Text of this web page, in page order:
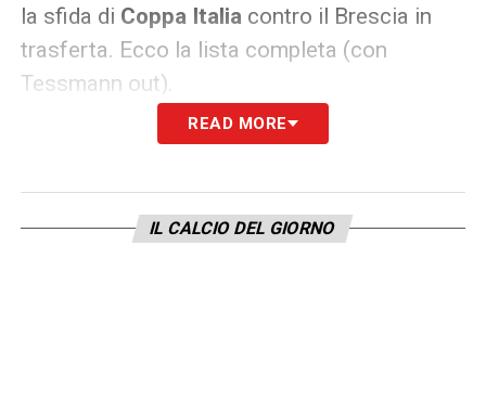
la sfida di Coppa Italia contro il Brescia in
trasferta. Ecco la lista completa (con
Tessmann out).
Bruno Bertinato, Matteo Grandi,
Jay Idzes, Lorenzo Lucchesi, Richie
READ MORE
IL CALCIO DEL GIORNO